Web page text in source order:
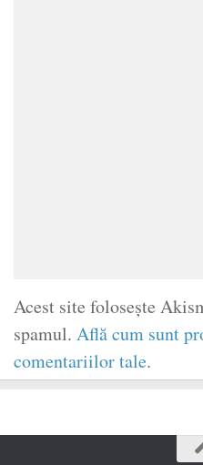
Acest site folosește
spamul. Află cum sunt
comentariilor tale.